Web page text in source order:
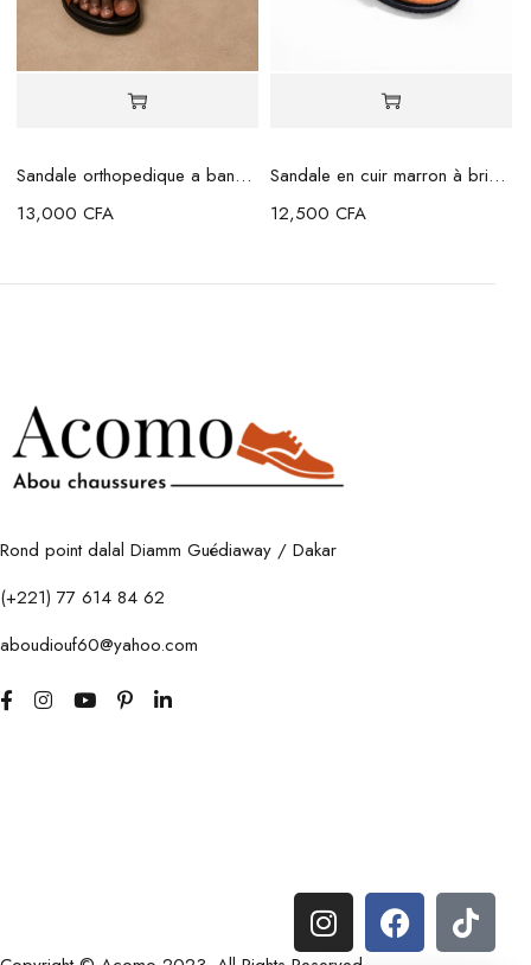
Sandale orthopedique a bande marron beige
13,000 CFA
Sandale en cuir marron à brides croisées
12,500 CFA
Rond point dalal Diamm Guédiaway / Dakar
(+221) 77 614 84 62
aboudiouf60@yahoo.com